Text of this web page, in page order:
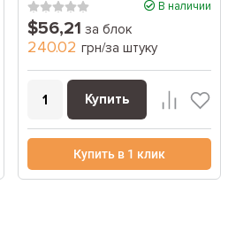
В наличии
$56,21 за блок
240.02 грн/за штуку
Купить
Купить в 1 клик